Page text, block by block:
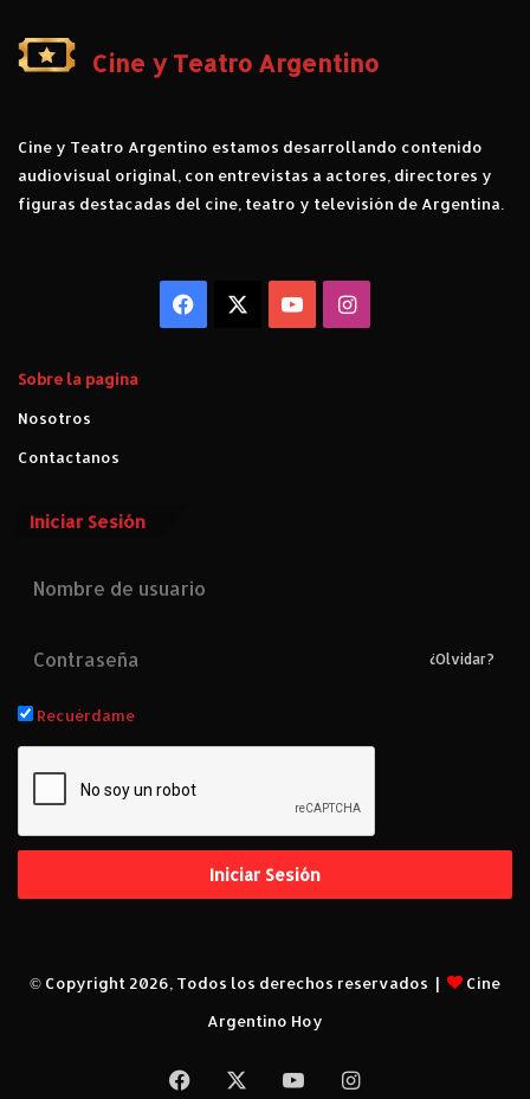
Cine y Teatro Argentino
Cine y Teatro Argentino estamos desarrollando contenido
audiovisual original, con entrevistas a actores, directores y
figuras destacadas del cine, teatro y televisión de Argentina.
Facebook YouTubeInstagram
Sobre la pagina
Nosotros
Contactanos
Iniciar Sesión
¿Olvidar?
Recuérdame
Iniciar Sesión
© Copyright 2026, Todos los derechos reservados |
Cine
Argentino Hoy
Facebook YouTubeInstagram